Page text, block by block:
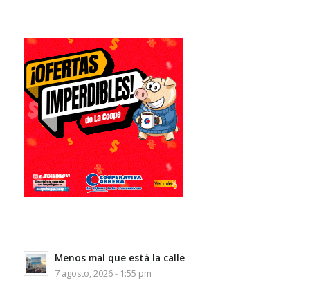
Menos mal que está la calle
7 agosto, 2026 - 1:55 pm